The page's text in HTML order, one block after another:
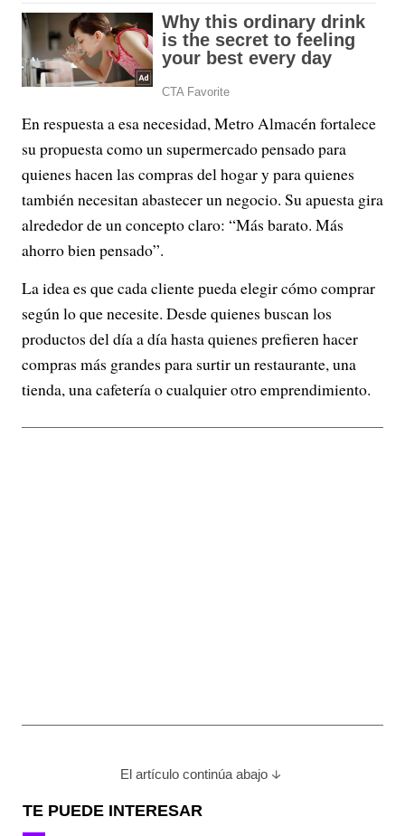
En respuesta a esa necesidad, Metro Almacén fortalece
su propuesta como un supermercado pensado para
quienes hacen las compras del hogar y para quienes
también necesitan abastecer un negocio. Su apuesta gira
alrededor de un concepto claro: “Más barato. Más
ahorro bien pensado”.
La idea es que cada cliente pueda elegir cómo comprar
según lo que necesite. Desde quienes buscan los
productos del día a día hasta quienes prefieren hacer
compras más grandes para surtir un restaurante, una
tienda, una cafetería o cualquier otro emprendimiento.
El artículo continúa abajo
TE PUEDE INTERESAR